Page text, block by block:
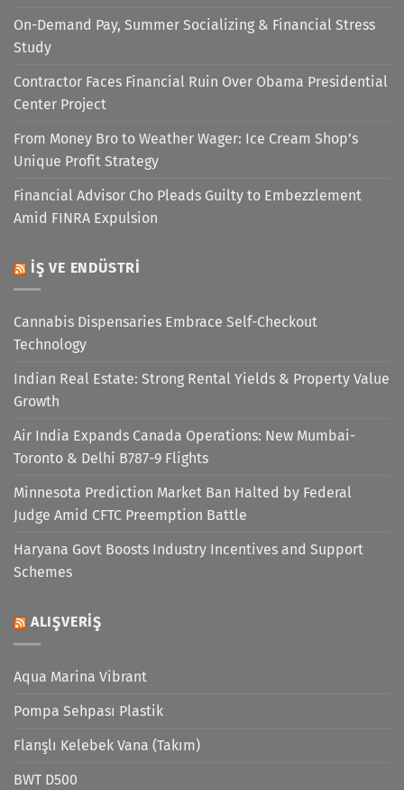
On-Demand Pay, Summer Socializing & Financial Stress
Study
Contractor Faces Financial Ruin Over Obama Presidential
Center Project
From Money Bro to Weather Wager: Ice Cream Shop’s
Unique Profit Strategy
Financial Advisor Cho Pleads Guilty to Embezzlement
Amid FINRA Expulsion
İŞ VE ENDÜSTRI
Cannabis Dispensaries Embrace Self-Checkout
Technology
Indian Real Estate: Strong Rental Yields & Property Value
Growth
Air India Expands Canada Operations: New Mumbai-
Toronto & Delhi B787-9 Flights
Minnesota Prediction Market Ban Halted by Federal
Judge Amid CFTC Preemption Battle
Haryana Govt Boosts Industry Incentives and Support
Schemes
ALIŞVERIŞ
Aqua Marina Vibrant
Pompa Sehpası Plastik
Flanşlı Kelebek Vana (Takım)
BWT D500